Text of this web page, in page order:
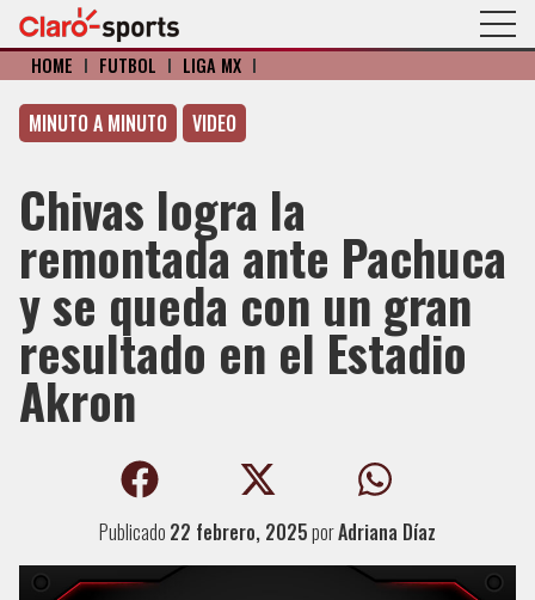
HOME I FÚTBOL I LIGA MX I
MINUTO A MINUTO VIDEO
Chivas logra la
remontada ante Pachuca
y se queda con un gran
resultado en el Estadio
Akron
Publicado 22 febrero, 2025porAdriana Díaz